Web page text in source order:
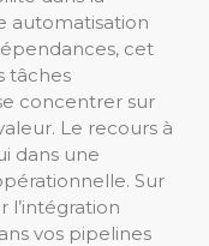
automatisation
cet
tâches
concentrer sur
Le recours à
dans une
Sur
l’intégration
vos pipelines